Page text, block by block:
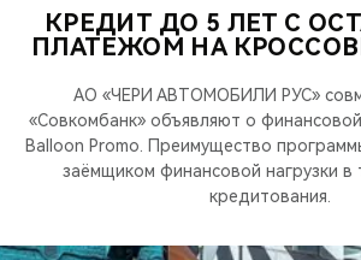
ВСЕ МОДЕЛИ
КРОССОВЕРЫ
ВЫБОР И ПОКУПКА
КРЕДИТ И СТРАХОВАНИЕ
СЕРВИС
ЗАПЧАСТИ И АКСЕССУАРЫ
ПОДДЕРЖКА
АКСЕССУАРЫ
О БРЕНДЕ
CHERY В СОЦСЕТЯХ
ВЫГОДЫ И АКЦИИ
ВЫБОР И ПОКУПКА
КРЕДИТ
О НАС
МЫ В СОЦСЕТЯХ
КРЕДИТ ДО 5 ЛЕТ С
ПЛАТЕЖОМ НА
АО «ЧЕРИ АВТОМОБИЛИ РУС»
«Совкомбанк» объявляют о
Balloon Promo. Преимущество
заёмщиком финансовой нагрузки в
кредитования.